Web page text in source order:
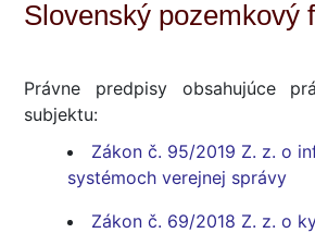
Slovenský pozemkový
Právne predpisy obsahujúce
subjektu:
Zákon č. 95/2019 Z. z. o
systémoch verejnej správy
Zákon č. 69/2018 Z. z. o